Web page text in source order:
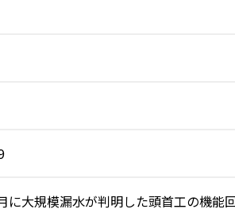
に大規模漏水が判明した頭首工の機能